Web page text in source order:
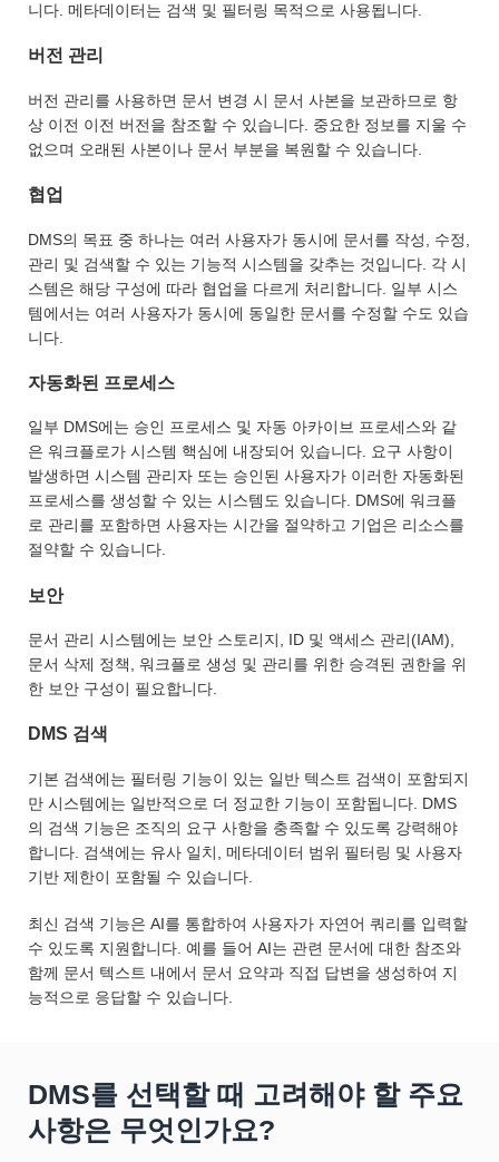
니다. 메타데이터는 검색 및 필터링 목적으로 사용됩니다.
버전 관리
버전 관리를 사용하면 문서 변경 시 문서 사본을 보관하므로 항
상 이전 이전 버전을 참조할 수 있습니다. 중요한 정보를 지울 수
없으며 오래된 사본이나 문서 부분을 복원할 수 있습니다.
협업
DMS의 목표 중 하나는 여러 사용자가 동시에 문서를 작성, 수정,
관리 및 검색할 수 있는 기능적 시스템을 갖추는 것입니다. 각 시
스템은 해당 구성에 따라 협업을 다르게 처리합니다. 일부 시스
템에서는 여러 사용자가 동시에 동일한 문서를 수정할 수도 있습
니다.
자동화된 프로세스
일부 DMS에는 승인 프로세스 및 자동 아카이브 프로세스와 같
은 워크플로가 시스템 핵심에 내장되어 있습니다. 요구 사항이
발생하면 시스템 관리자 또는 승인된 사용자가 이러한 자동화된
프로세스를 생성할 수 있는 시스템도 있습니다. DMS에 워크플
로 관리를 포함하면 사용자는 시간을 절약하고 기업은 리소스를
절약할 수 있습니다.
보안
문서 관리 시스템에는 보안 스토리지, ID 및 액세스 관리(IAM),
문서 삭제 정책, 워크플로 생성 및 관리를 위한 승격된 권한을 위
한 보안 구성이 필요합니다.
DMS 검색
기본 검색에는 필터링 기능이 있는 일반 텍스트 검색이 포함되지
만 시스템에는 일반적으로 더 정교한 기능이 포함됩니다. DMS
의 검색 기능은 조직의 요구 사항을 충족할 수 있도록 강력해야
합니다. 검색에는 유사 일치, 메타데이터 범위 필터링 및 사용자
기반 제한이 포함될 수 있습니다.
최신 검색 기능은 AI를 통합하여 사용자가 자연어 쿼리를 입력할
수 있도록 지원합니다. 예를 들어 AI는 관련 문서에 대한 참조와
함께 문서 텍스트 내에서 문서 요약과 직접 답변을 생성하여 지
능적으로 응답할 수 있습니다.
DMS를 선택할 때 고려해야 할 주요
사항은 무엇인가요?